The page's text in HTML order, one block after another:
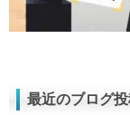
最近のブログ